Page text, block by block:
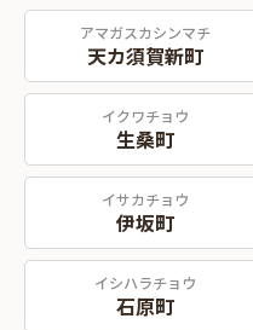
アマガスカシンマチ
天カ須賀新町
イクワチョウ
生桑町
イサカチョウ
伊坂町
イシハラチョウ
石原町